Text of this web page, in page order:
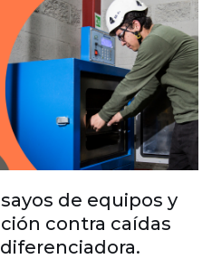
de equipos y
contra caídas